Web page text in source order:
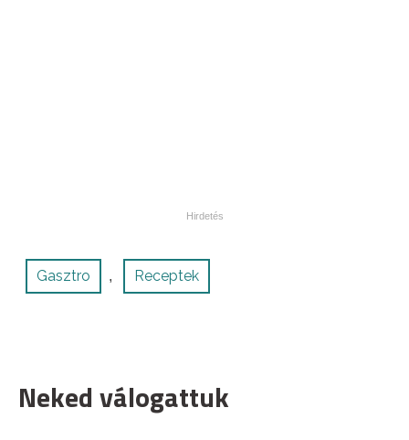
Gasztro , Receptek
Neked válogattuk